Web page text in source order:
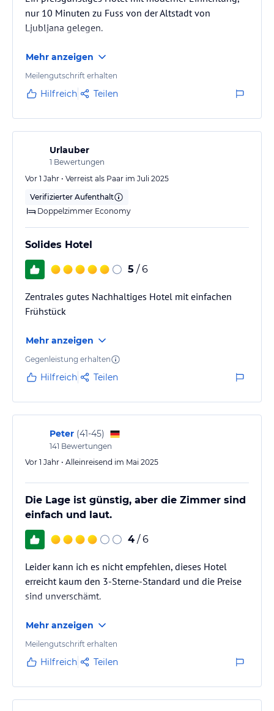
nur 10 Minuten zu Fuss von der Altstadt von
Ljubljana gelegen.
Mehr anzeigen
Meilengutschrift erhalten
Hilfreich Teilen
Urlauber
1 Bewertungen
Vor 1 Jahr • Verreist als Paar im Juli 2025
Verifizierter Aufenthalt
Doppelzimmer Economy
Solides Hotel
5 / 6
Zentrales gutes Nachhaltiges Hotel mit einfachen
Frühstück
Mehr anzeigen
Gegenleistung erhalten
Hilfreich Teilen
Peter (41-45)
141 Bewertungen
Vor 1 Jahr • Alleinreisend im Mai 2025
Die Lage ist günstig, aber die Zimmer sind
einfach und laut.
4 / 6
Leider kann ich es nicht empfehlen, dieses Hotel
erreicht kaum den 3-Sterne-Standard und die Preise
sind unverschämt.
Mehr anzeigen
Meilengutschrift erhalten
Hilfreich Teilen